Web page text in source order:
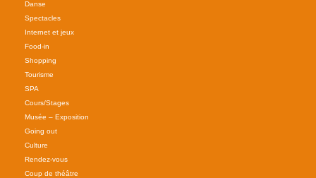
Danse
Spectacles
Internet et jeux
Food-in
Shopping
Tourisme
SPA
Cours/Stages
Musée – Exposition
Going out
Culture
Rendez-vous
Coup de théâtre